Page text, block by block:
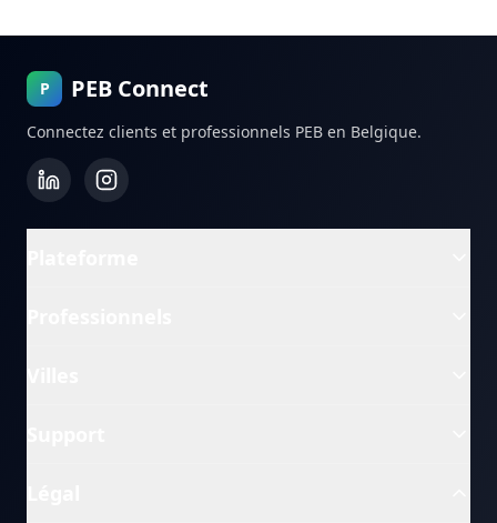
P PEB Connect
Connectez clients et professionnels PEB en Belgique.